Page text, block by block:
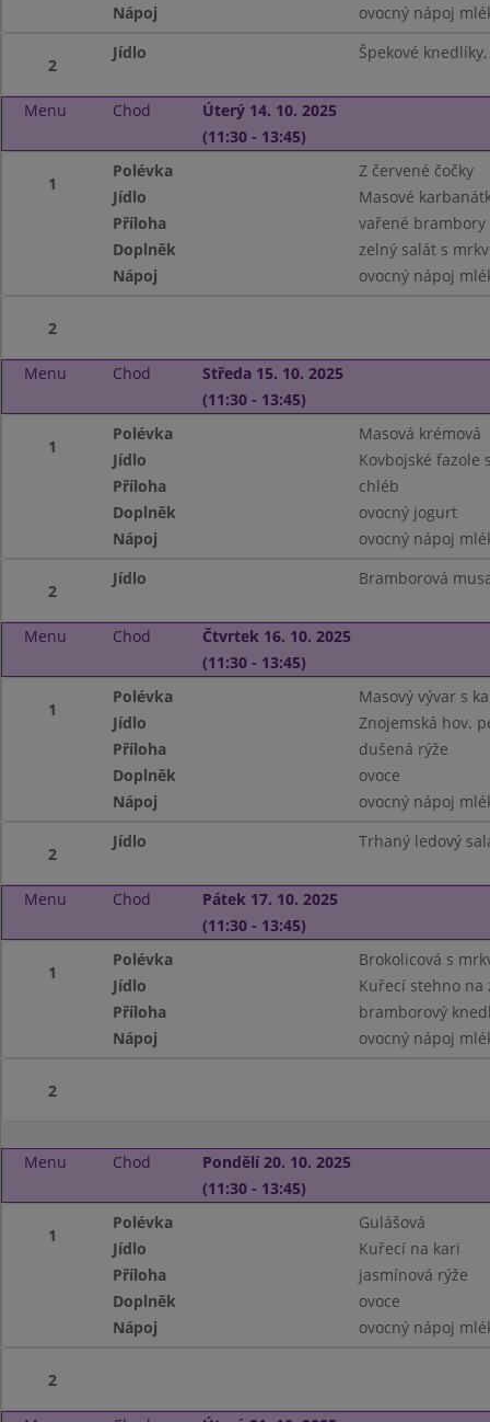
Nápoj
ovocný nápoj
2
Jídlo Špekové
Menu Chod
Úterý 14. 10. 2025
(11:30 - 13:45)
1
Polévka
Z červené čočky
Jídlo
Masové
Příloha
vařené brambory
Doplněk
zelný salát s
Nápoj
ovocný nápoj
2
Menu Chod
Středa 15. 10. 2025
(11:30 - 13:45)
1
Polévka
Masová krémová
Jídlo
Kovbojské fazole
Příloha
chléb
Doplněk
ovocný jogurt
Nápoj
ovocný nápoj
2
Jídlo Bramborová
Menu Chod
Čtvrtek 16. 10. 2025
(11:30 - 13:45)
1
Polévka
Masový vývar s
Jídlo
Znojemská hov.
Příloha
dušená rýže
Doplněk
ovoce
Nápoj
ovocný nápoj
2
Jídlo Trhaný ledový
Menu Chod
Pátek 17. 10. 2025
(11:30 - 13:45)
1
Polévka
Brokolicová s
Jídlo
Kuřecí stehno na
Příloha
bramborový
Nápoj
ovocný nápoj
2
Menu Chod
Pondělí 20. 10. 2025
(11:30 - 13:45)
1
Polévka
Gulášová
Jídlo
Kuřecí na kari
Příloha
jasmínová rýže
Doplněk
ovoce
Nápoj
ovocný nápoj
2